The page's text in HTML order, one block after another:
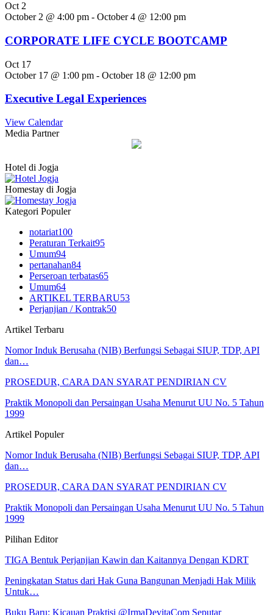
Oct 2
October 2 @ 4:00 pm - October 4 @ 12:00 pm
CORPORATE LIFE CYCLE BOOTCAMP
Oct 17
October 17 @ 1:00 pm - October 18 @ 12:00 pm
Executive Legal Experiences
View Calendar
Media Partner
Hotel di Jogja
Homestay di Jogja
Kategori Populer
notariat100
Peraturan Terkait95
Umum94
pertanahan84
Perseroan terbatas65
Umum64
ARTIKEL TERBARU53
Perjanjian / Kontrak50
Artikel Terbaru
Nomor Induk Berusaha (NIB) Berfungsi Sebagai SIUP, TDP, API
dan…
PROSEDUR, CARA DAN SYARAT PENDIRIAN CV
Praktik Monopoli dan Persaingan Usaha Menurut UU No. 5 Tahun
1999
Artikel Populer
Nomor Induk Berusaha (NIB) Berfungsi Sebagai SIUP, TDP, API
dan…
PROSEDUR, CARA DAN SYARAT PENDIRIAN CV
Praktik Monopoli dan Persaingan Usaha Menurut UU No. 5 Tahun
1999
Pilihan Editor
TIGA Bentuk Perjanjian Kawin dan Kaitannya Dengan KDRT
Peningkatan Status dari Hak Guna Bangunan Menjadi Hak Milik
Untuk…
Buku Baru: Kicauan Praktisi @IrmaDevitaCom Seputar